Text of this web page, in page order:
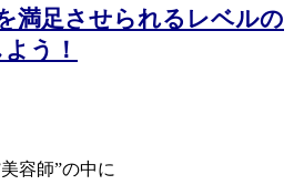
満足させられるレベルの
う！
容師”の中に